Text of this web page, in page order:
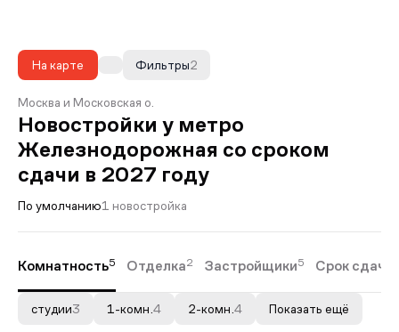
На карте 2
Фильтры
Москва и Московская о.
Новостройки у метро
Железнодорожная со сроком
сдачи в 2027 году
По умолчанию1 новостройка
Комнатность5 Отделка2 Застройщики5 Срок сдачи
студии3 1-комн. 4 2-комн. 4 Показать ещё